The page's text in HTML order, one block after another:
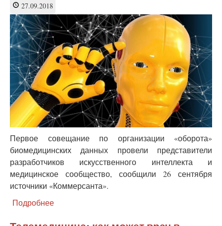
уничтожает
медицину
27.09.2018
Первое совещание по организации «оборота»
биомедицинских данных провели представители
разработчиков искусственного интеллекта и
медицинское сообщество, сообщили 26 сентября
источники «Коммерсанта».
Подробнее
база